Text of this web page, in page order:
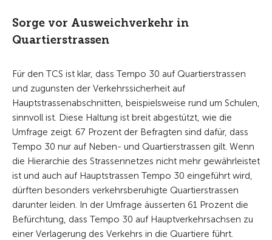
Sorge vor Ausweichverkehr in
Quartierstrassen
Für den TCS ist klar, dass Tempo 30 auf Quartierstrassen
und zugunsten der Verkehrssicherheit auf
Hauptstrassenabschnitten, beispielsweise rund um Schulen,
sinnvoll ist. Diese Haltung ist breit abgestützt, wie die
Umfrage zeigt. 67 Prozent der Befragten sind dafür, dass
Tempo 30 nur auf Neben- und Quartierstrassen gilt. Wenn
die Hierarchie des Strassennetzes nicht mehr gewährleistet
ist und auch auf Hauptstrassen Tempo 30 eingeführt wird,
dürften besonders verkehrsberuhigte Quartierstrassen
darunter leiden. In der Umfrage äusserten 61 Prozent die
Befürchtung, dass Tempo 30 auf Hauptverkehrsachsen zu
einer Verlagerung des Verkehrs in die Quartiere führt.